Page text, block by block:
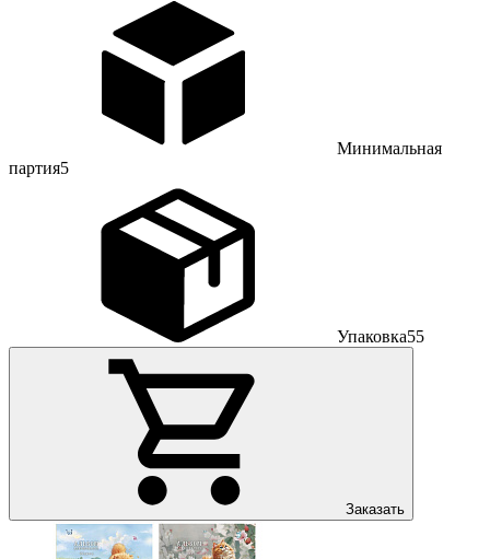
Минимальная
партия5
Упаковка55
Заказать